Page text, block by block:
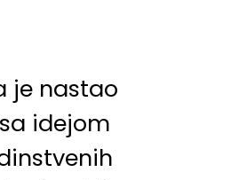
je nastao
idejom